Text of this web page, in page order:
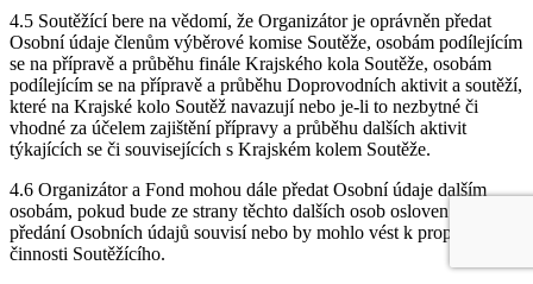
4.5 Soutěžící bere na vědomí, že Organizátor je oprávněn předat
Osobní údaje členům výběrové komise Soutěže, osobám podílejícím
se na přípravě a průběhu finále Krajského kola Soutěže, osobám
podílejícím se na přípravě a průběhu Doprovodních aktivit a soutěží,
které na Krajské kolo Soutěž navazují nebo je-li to nezbytné či
vhodné za účelem zajištění přípravy a průběhu dalších aktivit
týkajících se či souvisejících s Krajském kolem Soutěže.
4.6 Organizátor a Fond mohou dále předat Osobní údaje dalším
osobám, pokud bude ze strany těchto dalších osob osloven a takové
předání Osobních údajů souvisí nebo by mohlo vést k propagaci
činnosti Soutěžícího.